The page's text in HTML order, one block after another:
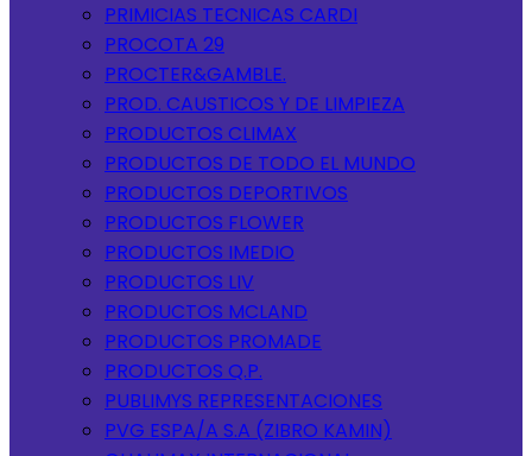
PRIMICIAS TECNICAS CARDI
PROCOTA 29
PROCTER&GAMBLE.
PROD. CAUSTICOS Y DE LIMPIEZA
PRODUCTOS CLIMAX
PRODUCTOS DE TODO EL MUNDO
PRODUCTOS DEPORTIVOS
PRODUCTOS FLOWER
PRODUCTOS IMEDIO
PRODUCTOS LIV
PRODUCTOS MCLAND
PRODUCTOS PROMADE
PRODUCTOS Q.P.
PUBLIMYS REPRESENTACIONES
PVG ESPA/A S.A (ZIBRO KAMIN)